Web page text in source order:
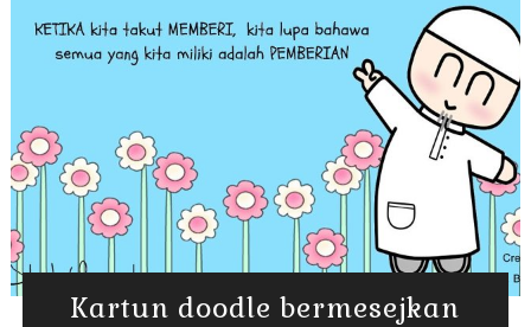
Kartun doodle bermesejkan